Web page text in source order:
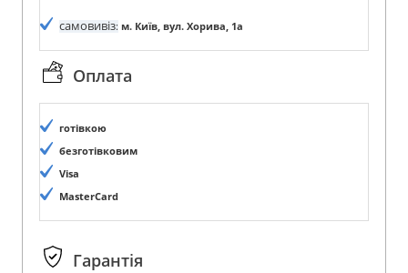
самовивіз: м. Київ, вул. Хорива, 1а
Оплата
готівкою
безготівковим
Visa
MasterCard
Гарантія